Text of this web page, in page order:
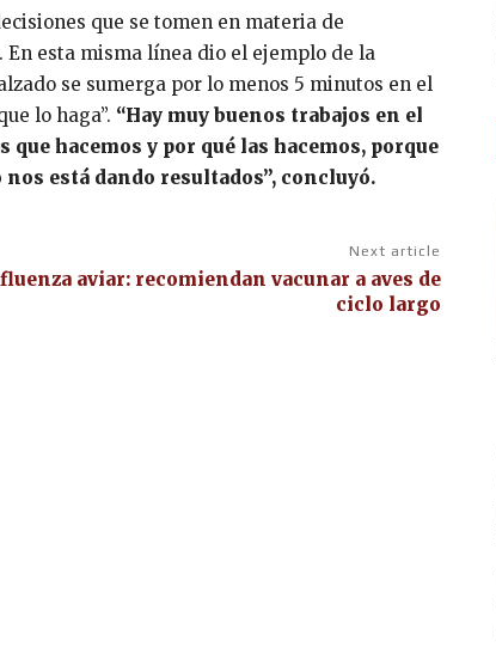
que se tomen en materia de
esta misma línea dio el ejemplo de la
se sumerga por lo menos 5 minutos en el
lo haga”. “Hay muy buenos trabajos en el
hacemos y por qué las hacemos, porque
está dando resultados”, concluyó.
Next article
aviar: recomiendan vacunar a aves de
ciclo largo